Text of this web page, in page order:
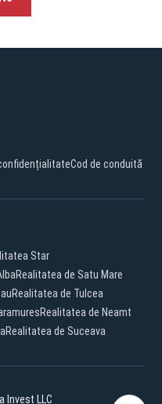
Cod de conduită
Star
Realitatea de Satu Mare
Realitatea de Tulcea
Realitatea de Neamt
Realitatea de Suceava
Invest LLC